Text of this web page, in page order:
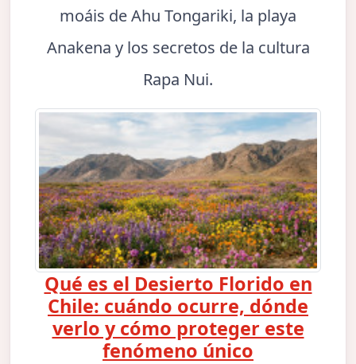
moáis de Ahu Tongariki, la playa
Anakena y los secretos de la cultura
Rapa Nui.
Qué es el Desierto Florido en
Chile: cuándo ocurre, dónde
verlo y cómo proteger este
fenómeno único